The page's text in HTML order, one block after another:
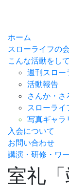
ホーム
スローライフの
こんな活動をし
週刊スロー
活動報告
さんか・さ
スローライ
写真ギャラ
入会について
お問い合わせ
講演・研修・ワ
室礼「